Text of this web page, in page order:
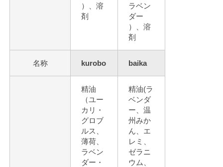
）、溶
剤
ラベン
ダー
）、溶
剤
名称 kurobo baika
精油
（ユー
カリ・
グロブ
ルス、
薄荷、
ラベン
ダー・
精油(ラ
ベンダ
ー、温
州みか
ん、エ
レミ、
ゼラニ
ウム、